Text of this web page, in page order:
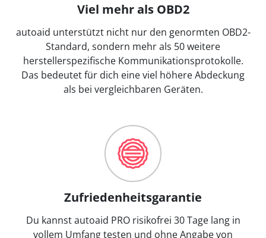
Viel mehr als OBD2
autoaid unterstützt nicht nur den genormten OBD2-
Standard, sondern mehr als 50 weitere
herstellerspezifische Kommunikationsprotokolle.
Das bedeutet für dich eine viel höhere Abdeckung
als bei vergleichbaren Geräten.
Zufriedenheitsgarantie
Du kannst autoaid PRO risikofrei 30 Tage lang in
vollem Umfang testen und ohne Angabe von